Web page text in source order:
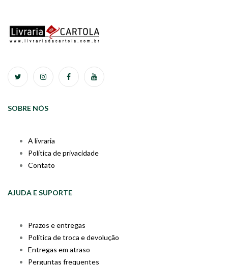
SOBRE NÓS
A livraria
Política de privacidade
Contato
AJUDA E SUPORTE
Prazos e entregas
Política de troca e devolução
Entregas em atraso
Perguntas frequentes